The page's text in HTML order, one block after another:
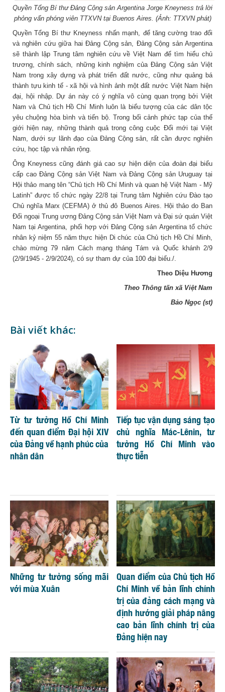
Quyền Tổng Bí thư Đảng Cộng sản Argentina Jorge Kneyness trả lời
phỏng vấn phóng viên TTXVN tại Buenos Aires. (Ảnh: TTXVN phát)
Quyền Tổng Bí thư Kneyness nhấn mạnh, để tăng cường trao đổi
và nghiên cứu giữa hai Đảng Cộng sản, Đảng Cộng sản Argentina
sẽ thành lập Trung tâm nghiên cứu về Việt Nam để tìm hiểu chủ
trương, chính sách, những kinh nghiệm của Đảng Cộng sản Việt
Nam trong xây dựng và phát triển đất nước, cũng như quảng bá
thành tựu kinh tế - xã hội và hình ảnh một đất nước Việt Nam hiện
đại, hội nhập. Dự án này có ý nghĩa vô cùng quan trọng bởi Việt
Nam và Chủ tịch Hồ Chí Minh luôn là biểu tượng của các dân tộc
yêu chuộng hòa bình và tiến bộ. Trong bối cảnh phức tạp của thế
giới hiện nay, những thành quả trong công cuộc Đổi mới tại Việt
Nam, dưới sự lãnh đạo của Đảng Cộng sản, rất cần được nghiên
cứu, học tập và nhân rộng.
Ông Kneyness cũng đánh giá cao sự hiện diện của đoàn đại biểu
cấp cao Đảng Cộng sản Việt Nam và Đảng Cộng sản Uruguay tại
Hội thảo mang tên “Chủ tịch Hồ Chí Minh và quan hệ Việt Nam - Mỹ
Latinh” được tổ chức ngày 22/8 tại Trung tâm Nghiên cứu Đào tạo
Chủ nghĩa Marx (CEFMA) ở thủ đô Buenos Aires. Hội thảo do Ban
Đối ngoại Trung ương Đảng Cộng sản Việt Nam và Đại sứ quán Việt
Nam tại Argentina, phối hợp với Đảng Cộng sản Argentina tổ chức
nhân kỷ niệm 55 năm thực hiện Di chúc của Chủ tịch Hồ Chí Minh,
chào mừng 79 năm Cách mạng tháng Tám và Quốc khánh 2/9
(2/9/1945 - 2/9/2024), có sự tham dự của 100 đại biểu./.
Theo Diệu Hương
Theo Thông tấn xã Việt Nam
Bảo Ngọc (st)
Bài viết khác:
Từ tư tưởng Hồ Chí Minh
đến quan điểm Đại hội XIV
của Đảng về hạnh phúc của
nhân dân
Tiếp tục vận dụng sáng tạo
chủ nghĩa Mác-Lênin, tư
tưởng Hồ Chí Minh vào
thực tiễn
Những tư tưởng sống mãi
với mùa Xuân
Quan điểm của Chủ tịch Hồ
Chí Minh về bản lĩnh chính
trị của đảng cách mạng và
định hướng giải pháp nâng
cao bản lĩnh chính trị của
Đảng hiện nay